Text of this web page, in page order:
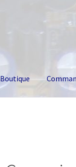
Boutique